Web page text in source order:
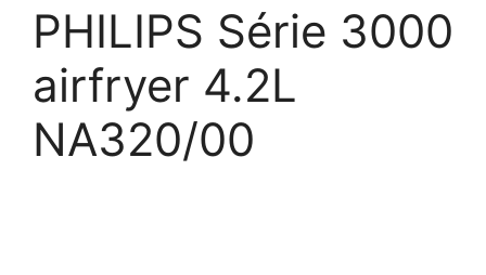
PHILIPS Série 3000
airfryer 4.2L
NA320/00